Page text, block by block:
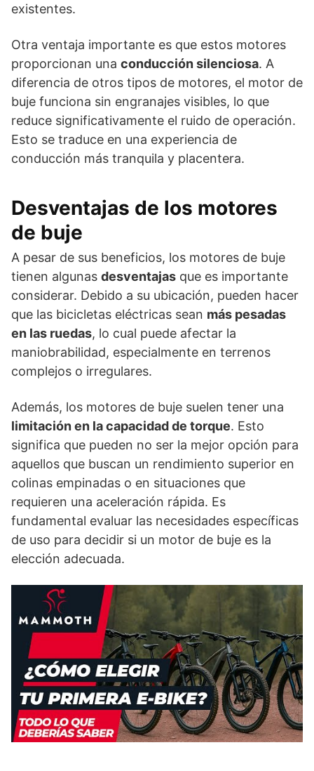
existentes.
Otra ventaja importante es que estos motores
proporcionan una conducción silenciosa. A
diferencia de otros tipos de motores, el motor de
buje funciona sin engranajes visibles, lo que
reduce significativamente el ruido de operación.
Esto se traduce en una experiencia de
conducción más tranquila y placentera.
Desventajas de los motores
de buje
A pesar de sus beneficios, los motores de buje
tienen algunas desventajas que es importante
considerar. Debido a su ubicación, pueden hacer
que las bicicletas eléctricas sean más pesadas
en las ruedas, lo cual puede afectar la
maniobrabilidad, especialmente en terrenos
complejos o irregulares.
Además, los motores de buje suelen tener una
limitación en la capacidad de torque. Esto
significa que pueden no ser la mejor opción para
aquellos que buscan un rendimiento superior en
colinas empinadas o en situaciones que
requieren una aceleración rápida. Es
fundamental evaluar las necesidades específicas
de uso para decidir si un motor de buje es la
elección adecuada.